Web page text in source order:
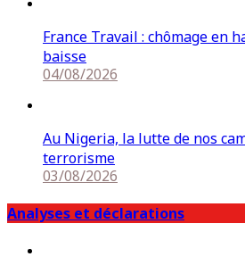
France Travail : chômage en
baisse
04/08/2026
Au Nigeria, la lutte de nos
terrorisme
03/08/2026
Analyses et déclarations